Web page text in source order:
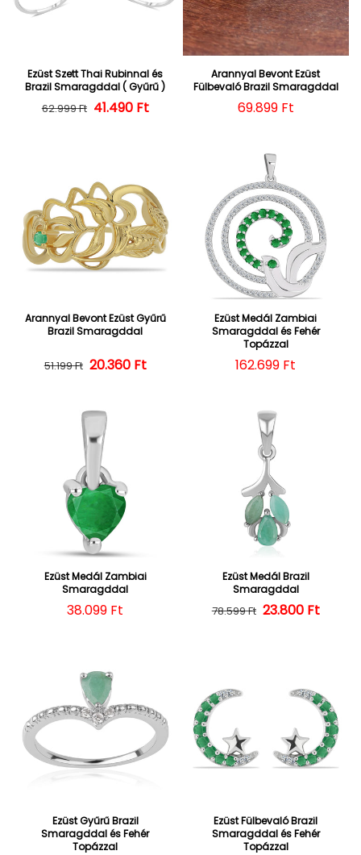
Ezüst Szett Thai Rubinnal és
Brazil Smaragddal ( Gyűrű )
Normál ár
62.999 Ft Kedvezményes ár
41.490 Ft
Arannyal Bevont Ezüst
Fülbevaló Brazil Smaragddal
Normál ár
69.899 Ft
Arannyal Bevont Ezüst Gyűrű
Brazil Smaragddal
Normál ár
51.199 Ft Kedvezményes ár
20.360 Ft
Ezüst Medál Zambiai
Smaragddal és Fehér
Topázzal
Normál ár
162.699 Ft
Ezüst Medál Zambiai
Smaragddal
Normál ár
38.099 Ft
Ezüst Medál Brazil
Smaragddal
Normál ár
78.599 Ft 23.800 Ft
Ezüst Gyűrű Brazil
Smaragddal és Fehér
Topázzal
Ezüst Fülbevaló Brazil
Smaragddal és Fehér
Topázzal